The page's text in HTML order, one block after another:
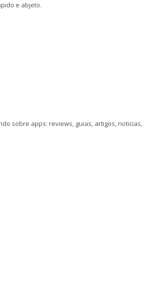
e abjeto.
sobre apps: reviews, guias, artigos,